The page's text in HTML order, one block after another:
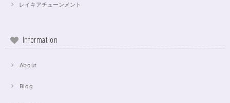
レイキアチューンメント
Information
About
Blog